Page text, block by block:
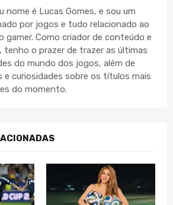
nome é Lucas Gomes, e sou um
por jogos e tudo relacionado ao
gamer. Como criador de conteúdo e
tenho o prazer de trazer as últimas
do mundo dos jogos, além de
e curiosidades sobre os títulos mais
do momento.